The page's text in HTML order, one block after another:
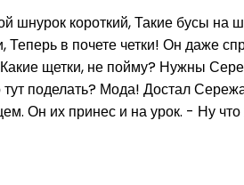
шнурок короткий, Такие бусы на
в почете четки! Он даже
щетки, не пойму? Нужны
поделать? Мода! Достал
Он их принес и на урок. - Ну